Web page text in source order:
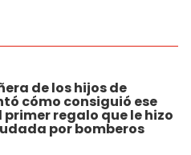
de los hijos de
cómo consiguió ese
regalo que le hizo
por bomberos